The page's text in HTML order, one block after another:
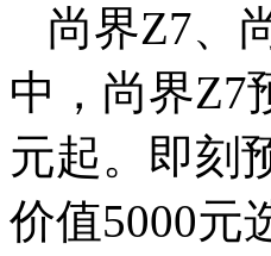
尚界Z7、
中，尚界Z7
元起。即刻
价值5000元